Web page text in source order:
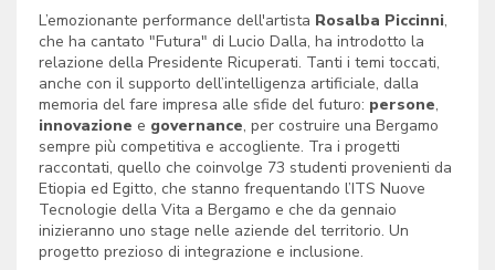
L’emozionante performance dell'artista Rosalba Piccinni,
che ha cantato "Futura" di Lucio Dalla, ha introdotto la
relazione della Presidente Ricuperati. Tanti i temi toccati,
anche con il supporto dell’intelligenza artificiale, dalla
memoria del fare impresa alle sfide del futuro: persone,
innovazione e governance, per costruire una Bergamo
sempre più competitiva e accogliente. Tra i progetti
raccontati, quello che coinvolge 73 studenti provenienti da
Etiopia ed Egitto, che stanno frequentando l’ITS Nuove
Tecnologie della Vita a Bergamo e che da gennaio
inizieranno uno stage nelle aziende del territorio. Un
progetto prezioso di integrazione e inclusione.